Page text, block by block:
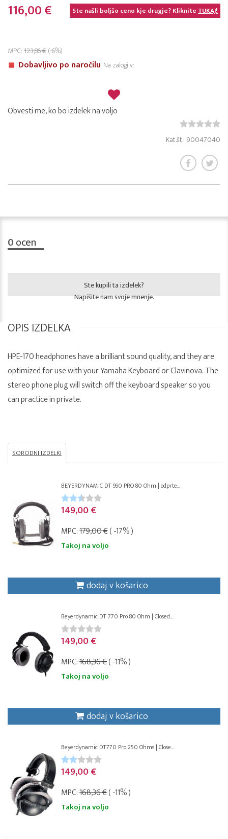
116,00 € Ste našli boljšo ceno kje drugje? KlikniteTUKAJ!
MPC:123,86 €(-6%)
Dobavljivo po naročilu Na zalogi v:
Obvesti me, ko bo izdelek na voljo
Kat.št.: 90047040
0ocen
Ste kupili ta izdelek?
Napišite nam svoje mnenje.
OPIS IZDELKA
HPE-170 headphones have a brilliant sound quality, and they are
optimized for use with your Yamaha Keyboard or Clavinova. The
stereo phone plug will switch off the keyboard speaker so you
can practice in private.
SORODNI IZDELKI
BEYERDYNAMIC DT 990 PRO 80 Ohm | odprte...
149,00 €
MPC:179,00 €( -17% )
Takoj na voljo
dodaj v košarico
Beyerdynamic DT 770 Pro 80 Ohm | Closed...
149,00 €
MPC:168,36 €( -11% )
Takoj na voljo
dodaj v košarico
Beyerdynamic DT770 Pro 250 Ohms | Close...
149,00 €
MPC:168,36 €( -11% )
Takoj na voljo